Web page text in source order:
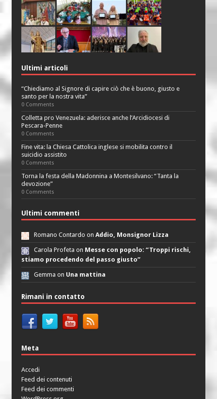
Ultimi articoli
“Chiediamo al Signore di capire ciò che è buono, giusto e
santo per la nostra vita”
0 Comments
Colletta pro Venezuela: aderisce anche l’Arcidiocesi di
Pescara-Penne
0 Comments
Fine vita: la Chiesa Cattolica inglese si mobilita contro il
suicidio assistito
0 Comments
Torna la festa della Madonnina a Montesilvano: “Tanta la
devozione”
0 Comments
Ultimi commenti
Romano Contardo on Addio, Monsignor Lizza
Carola Profeta on Messe con popolo: “Troppi rischi,
stiamo procedendo del passo giusto”
Gemma on Una mattina
Rimani in contatto
Meta
Accedi
Feed dei contenuti
Feed dei commenti